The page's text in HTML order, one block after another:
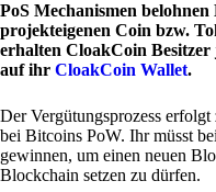
PoS Mechanismen
projekteigenen Coin bzw.
erhalten CloakCoin
auf ihr CloakCoin Wallet.
Der Vergütungsprozess
bei Bitcoins PoW. Ihr müsst
gewinnen, um einen neuen
Blockchain setzen zu dürfen.